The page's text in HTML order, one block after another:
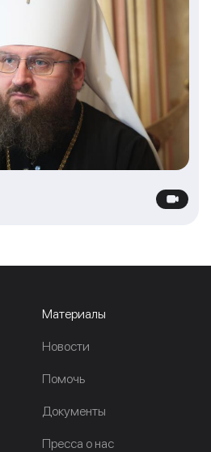
Материалы
Новости
Помочь
Документы
Пресса о нас